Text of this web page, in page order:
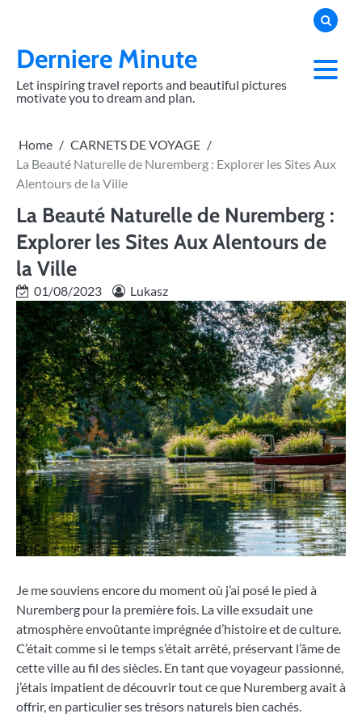
contentDerniere Minute
Let inspiring travel reports and beautiful pictures
motivate you to dream and plan.
Home
CARNETS DE VOYAGE
La Beauté Naturelle de Nuremberg : Explorer les Sites Aux
Alentours de la Ville
La Beauté Naturelle de Nuremberg :
Explorer les Sites Aux Alentours de
la Ville
01/08/2023 Lukasz
Je me souviens encore du moment où j’ai posé le pied à
Nuremberg pour la première fois. La ville exsudait une
atmosphère envoûtante imprégnée d’histoire et de culture.
C’était comme si le temps s’était arrêté, préservant l’âme de
cette ville au fil des siècles. En tant que voyageur passionné,
j’étais impatient de découvrir tout ce que Nuremberg avait à
offrir, en particulier ses trésors naturels bien cachés.